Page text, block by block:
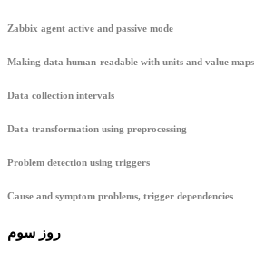
Zabbix agent active and passive mode
Making data human-readable with units and value maps
Data collection intervals
Data transformation using preprocessing
Problem detection using triggers
Cause and symptom problems, trigger dependencies
روز سوم